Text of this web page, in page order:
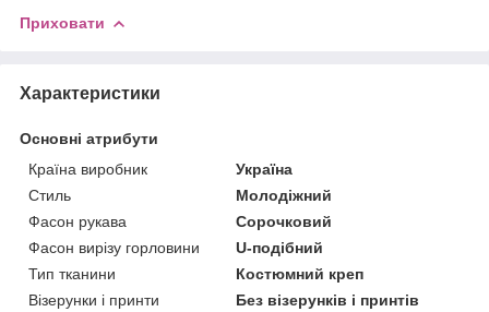
Приховати
Характеристики
Основні атрибути
Країна виробник
Україна
Стиль
Молодіжний
Фасон рукава
Сорочковий
Фасон вирізу горловини
U-подібний
Тип тканини
Костюмний креп
Візерунки і принти
Без візерунків і принтів